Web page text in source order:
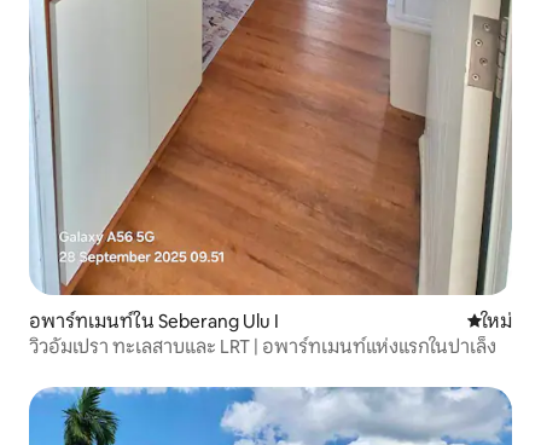
อพาร์ทเมนท์ใน Seberang Ulu I ที่พักใหม่
ใหม่
วิวอัมเปรา ทะเลสาบและ LRT | อพาร์ทเมนท์แห่งแรกในปาเล็ง